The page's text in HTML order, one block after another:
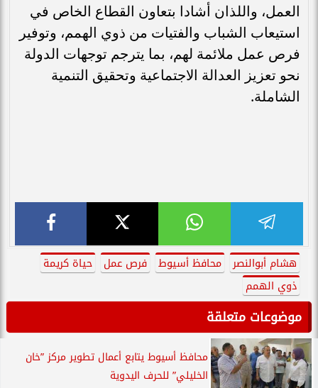
العمل، واللذان أشادا بتعاون القطاع الخاص في
استيعاب الشباب والفتيات من ذوي الهمم، وتوفير
فرص عمل ملائمة لهم، بما يترجم توجهات الدولة
نحو تعزيز العدالة الاجتماعية وتحقيق التنمية
الشاملة.
هشام أبوالنصر محافظ أسيوط فرص عمل
حياة كريمة
ذوي الهمم
موضوعات متعلقة
محافظ أسيوط يتابع أعمال تطوير مركز ”خان
الخليلي” للحرف اليدوية